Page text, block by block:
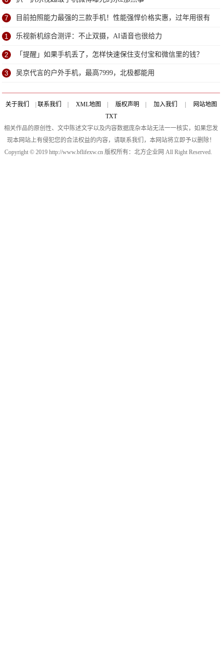
7 目前拍照能力最强的三款手机！性能强悍价格实惠，过年用很有
面子
1 乐视新机综合测评：不止双摄，AI语音也很给力
2 「提醒」如果手机丢了，怎样快速保住支付宝和微信里的钱？
3 吴京代言的户外手机，最高7999，北极都能用
关于我们 联系我们 XML地图 版权声明 加入我们
网站地图
TXT
相关作品的原创性、文中陈述文字以及内容数据庞杂本站无法一一核实，如果您发
现本网站上有侵犯您的合法权益的内容，请联系我们，本网站将立即予以删除！
Copyright © 2019 http://www.bflifexw.cn 版权所有：北方企业网 All Right Reserved.